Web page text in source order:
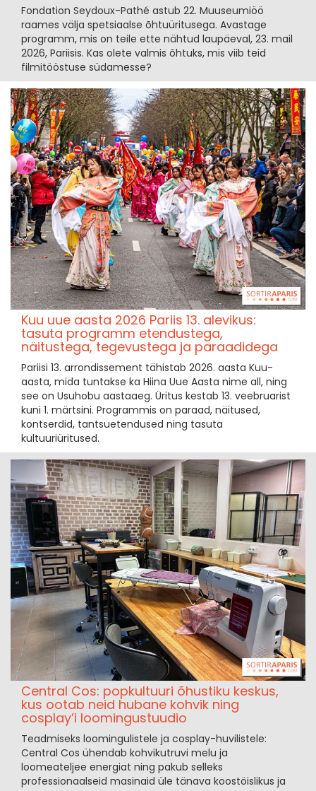
Fondation Seydoux-Pathé astub 22. Muuseumiöö
raames välja spetsiaalse õhtuüritusega. Avastage
programm, mis on teile ette nähtud laupäeval, 23. mail
2026, Pariisis. Kas olete valmis õhtuks, mis viib teid
filmitööstuse südamesse?
Kuu uue aasta 2026 Pariis 13. alevikus:
tasuta programm etendustega,
näitustega, tegevustega ja paraadidega
Pariisi 13. arrondissement tähistab 2026. aasta Kuu-
aasta, mida tuntakse ka Hiina Uue Aasta nime all, ning
see on Usuhobu aastaaeg. Üritus kestab 13. veebruarist
kuni 1. märtsini. Programmis on paraad, näitused,
kontserdid, tantsuetendused ning tasuta
kultuuriüritused.
Central Cos: popkultuuri õhustiku keskus,
kus ootab neid hubane kohvik ning
cosplay’i loomingustuudio
Teadmiseks loomingulistele ja cosplay-huvilistele:
Central Cos ühendab kohvikutruvi melu ja
loomeateljee energiat ning pakub selleks
professionaalseid masinaid üle tänava koostöislikus ja